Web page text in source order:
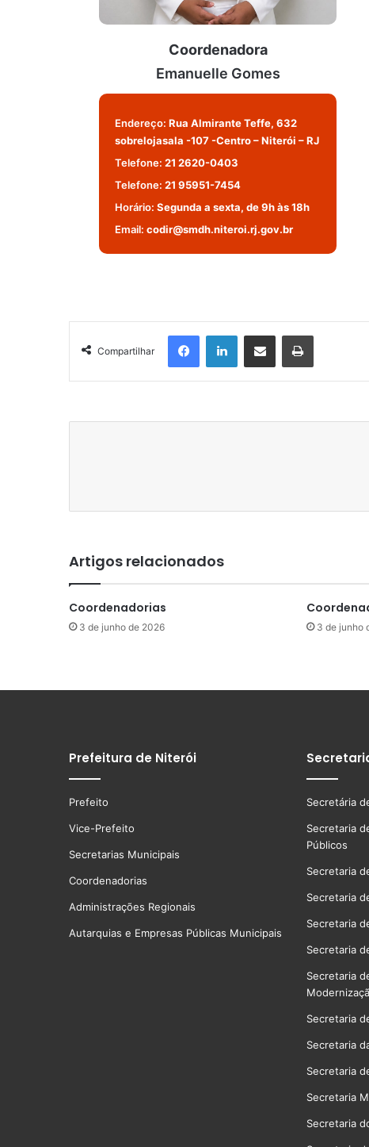
Coordenadora
Emanuelle Gomes
Endereço: Rua Almirante Teffe, 632
sobrelojasala -107 -Centro – Niterói – RJ
Telefone: 21 2620-0403
Telefone: 21 95951-7454
Horário: Segunda a sexta, de 9h às 18h
Email: codir@smdh.niteroi.rj.gov.br
Compartilhar
FacebookLinkedinCompartilhar via e-mail Imprimir
Artigos relacionados
Coordenadorias
3 de junho de 2026 3 de junho
Prefeitura de Niterói
Prefeito
Vice-Prefeito
Secretarias Municipais
Coordenadorias
Administrações Regionais
Autarquias e Empresas Públicas Municipais
Secretária
Secretaria
Públicos
Secretaria
Secretaria
Secretaria
Secretaria
Secretaria
Secretaria
Secretaria
Secretaria
Secretaria
Secretaria